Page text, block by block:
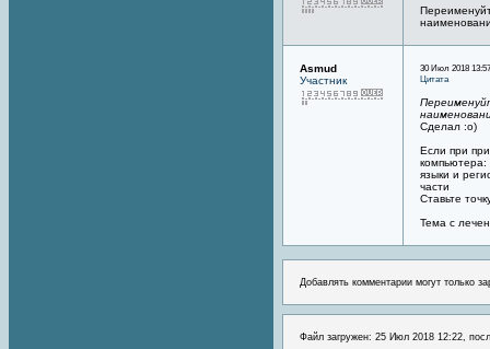
Asmud
Участник
30 Июл 2018 13:57
Цитата
Сделал :о)
Если при
компьютера:
языки и
части
Ставьте
Тема с
Добавлять комментарии могут только
Файл загружен: 25 Июл 2018 12:22,